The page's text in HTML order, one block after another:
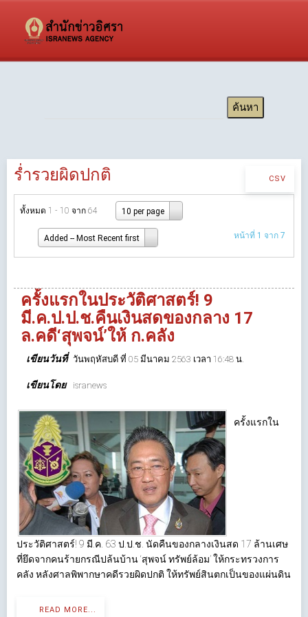
CSV
ร่ำรวยผิดปกติ
ทั้งหมด 1 - 10 จาก 64 10 per page
Added -- Most Recent first หน้าที่ 1 จาก 7
ครั้งแรกในประวัติศาสตร์! 9
มี.ค.ป.ป.ช.คืนเงินสดของกลาง 17
ล.คดี‘สุพจน์’ให้ ก.คลัง
เขียนวันที่ วันพฤหัสบดี ที่ 05 มีนาคม 2563 เวลา 16:48 น.
เขียนโดย isranews
ครั้งแรกใน
ประวัติศาสตร์! 9 มี.ค. 63 ป.ป.ช. นัดคืนของกลางเงินสด 17 ล้านเศษ
ที่ยึดจากคนร้ายกรณีปล้นบ้าน ‘สุพจน์ ทรัพย์ล้อม’ ให้กระทรวงการ
คลัง หลังศาลพิพากษาคดีรวยผิดปกติ ให้ทรัพย์สินตกเป็นของแผ่นดิน
READ MORE...